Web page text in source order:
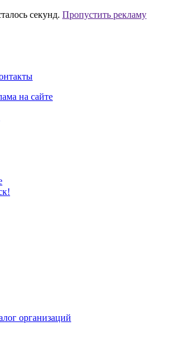
секунд. Пропустить рекламу
на сайте
организаций